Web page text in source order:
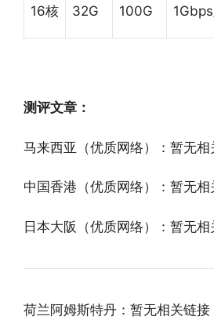
16核 32G 100G
测评文章：
马来西亚（优质网络）：暂无相
中国香港（优质网络）：暂无相
日本大阪（优质网络）：暂无相
荷兰阿姆斯特丹：暂无相关链接